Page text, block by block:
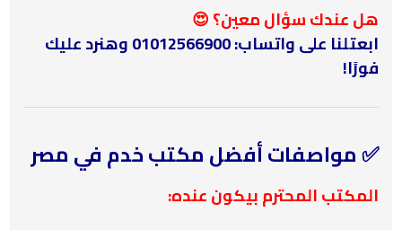
هل عندك سؤال معين؟ 😍
ابعتلنا على واتساب: 01012566900 وهنرد عليك
فورًا!
✅ مواصفات أفضل مكتب خدم في مصر
المكتب المحترم بيكون عنده: